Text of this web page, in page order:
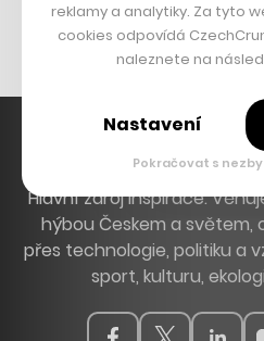
Nábytek z betonu
Hlavní zdroj inspirace.
hýbou Českem a světem,
přes technologie, politiku a
sport, kulturu,
reklamy a analytiky. Za tyto
cookies odpovídá
naleznete na
Nastavení
Pokračovat s